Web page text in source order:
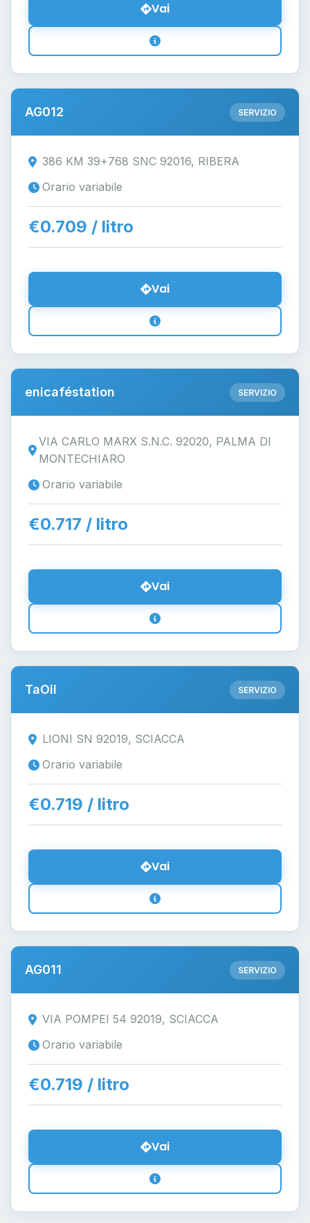
Vai
AG012 SERVIZIO
386 KM 39+768 SNC 92016, RIBERA
Orario variabile
€0.709 / litro
Vai
enicaféstation SERVIZIO
VIA CARLO MARX S.N.C. 92020, PALMA DI
MONTECHIARO
Orario variabile
€0.717 / litro
Vai
TaOil SERVIZIO
LIONI SN 92019, SCIACCA
Orario variabile
€0.719 / litro
Vai
AG011 SERVIZIO
VIA POMPEI 54 92019, SCIACCA
Orario variabile
€0.719 / litro
Vai